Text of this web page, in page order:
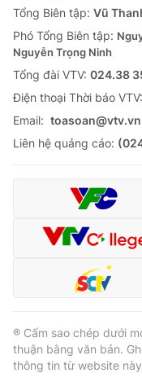
Tổng Biên tập: Vũ
Phó Tổng Biên tập:
Nguyễn Trọng Ninh
Tổng đài VTV: 024.38
Ðiện thoại Thời báo VTV:
Email: toasoan@vtv.vn
Liên hệ quảng cáo:
® Cấm sao chép dưới
thuận bằng văn bản.
thông tin từ website